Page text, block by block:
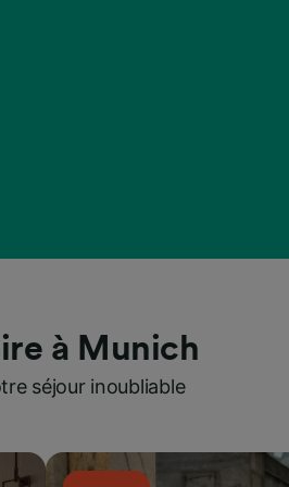
à Munich
séjour inoubliable